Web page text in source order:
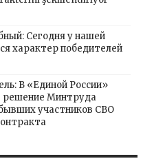
Сегодня у нашей
характер победителей
В «Единой России»
Минтруда
участников СВО